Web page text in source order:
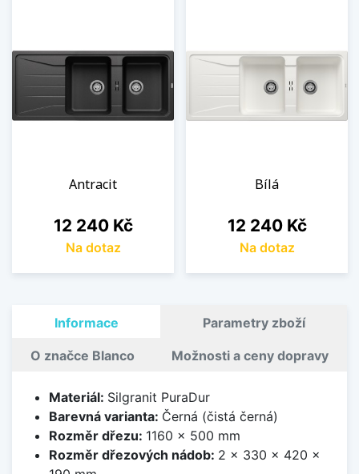
Antracit
Cena
12 240 Kč
Na dotaz
Bílá
Cena
12 240 Kč
Na dotaz
Informace Parametry zboží
O značce Blanco Možnosti a ceny dopravy
Materiál: Silgranit PuraDur
Barevná varianta: Černá (čistá černá)
Rozměr dřezu: 1160 x 500 mm
Rozměr dřezových nádob: 2 x 330 x 420 x